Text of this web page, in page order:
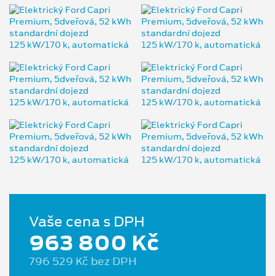
Vaše cena s DPH
963 800 Kč
796 529 Kč bez DPH